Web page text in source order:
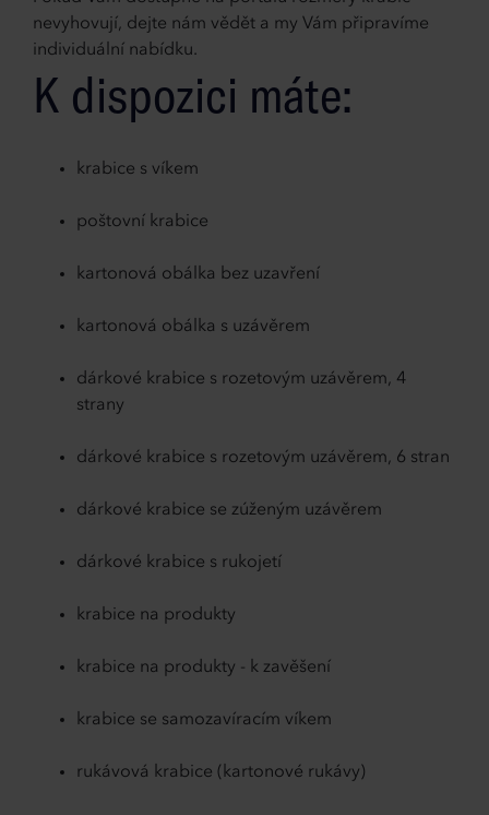
nevyhovují, dejte nám vědět a my Vám připravíme
individuální nabídku.
K dispozici máte:
krabice s víkem
poštovní krabice
kartonová obálka bez uzavření
kartonová obálka s uzávěrem
dárkové krabice s rozetovým uzávěrem, 4
strany
dárkové krabice s rozetovým uzávěrem, 6 stran
dárkové krabice se zúženým uzávěrem
dárkové krabice s rukojetí
krabice na produkty
krabice na produkty - k zavěšení
krabice se samozavíracím víkem
rukávová krabice (kartonové rukávy)